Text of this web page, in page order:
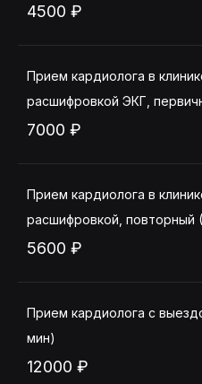
4500 ₽
Прием кардиолога в
расшифровкой ЭКГ,
7000 ₽
Прием кардиолога в
расшифровкой, повторный
5600 ₽
Прием кардиолога с
мин)
12000 ₽